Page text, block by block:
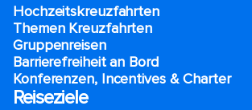
Hochzeitskreuzfahrten
Themen Kreuzfahrten
Gruppenreisen
Barrierefreiheit an Bord​
Konferenzen, Incentives & Charter
Reiseziele